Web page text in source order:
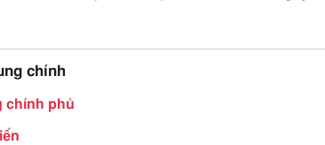
chính
chính phủ